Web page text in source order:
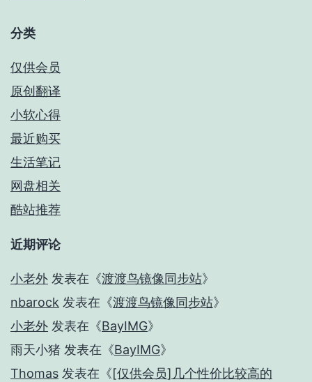
分类
仅供会员
原创翻译
小软心得
最近购买
生活笔记
网盘相关
酷站推荐
近期评论
小老外 发表在《渡渡鸟镜像同步站》
nbarock 发表在《渡渡鸟镜像同步站》
小老外 发表在《BayIMG》
雨天小猪 发表在《BayIMG》
Thomas 发表在《[仅供会员]几个性价比较高的